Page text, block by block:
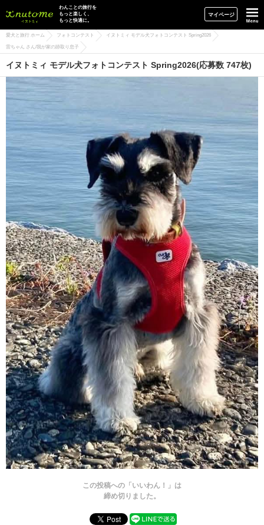
イヌトミィ
わんことの旅行を
もっと楽しく、
もっと快適に。
マイページ
愛犬と旅行 ホーム フォトコンテスト イヌトミィ モデル犬フォトコンテスト Spring2026
雷ちゃん さん/我が家の跡取り息子
イヌトミィ モデル犬フォトコンテスト Spring2026(応募数 747枚)
この投稿への「いいわん！」は
締め切りました。